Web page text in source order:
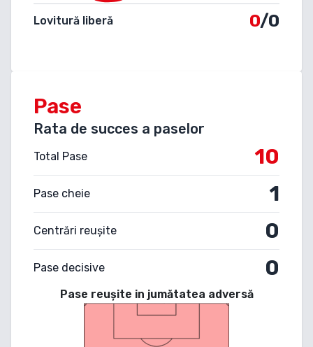
Lovitură liberă 0/0
Pase
Rata de succes a paselor
Total Pase 10
Pase cheie 1
Centrări reușite 0
Pase decisive 0
Pase reușite in jumătatea adversă